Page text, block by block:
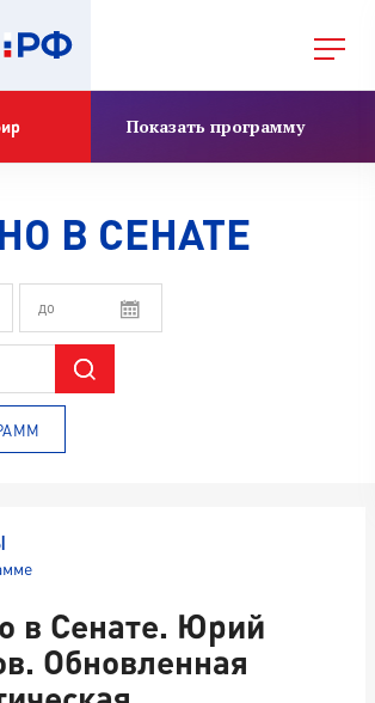
Показать программу
В СЕНАТЕ
в Сенате. Юрий
Обновленная